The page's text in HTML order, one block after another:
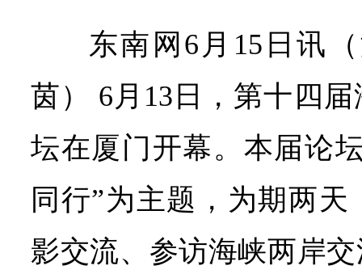
东南网6月15日讯
茵） 6月13日，第十四
坛在厦门开幕。本届论
同行”为主题，为期两
影交流、参访海峡两岸